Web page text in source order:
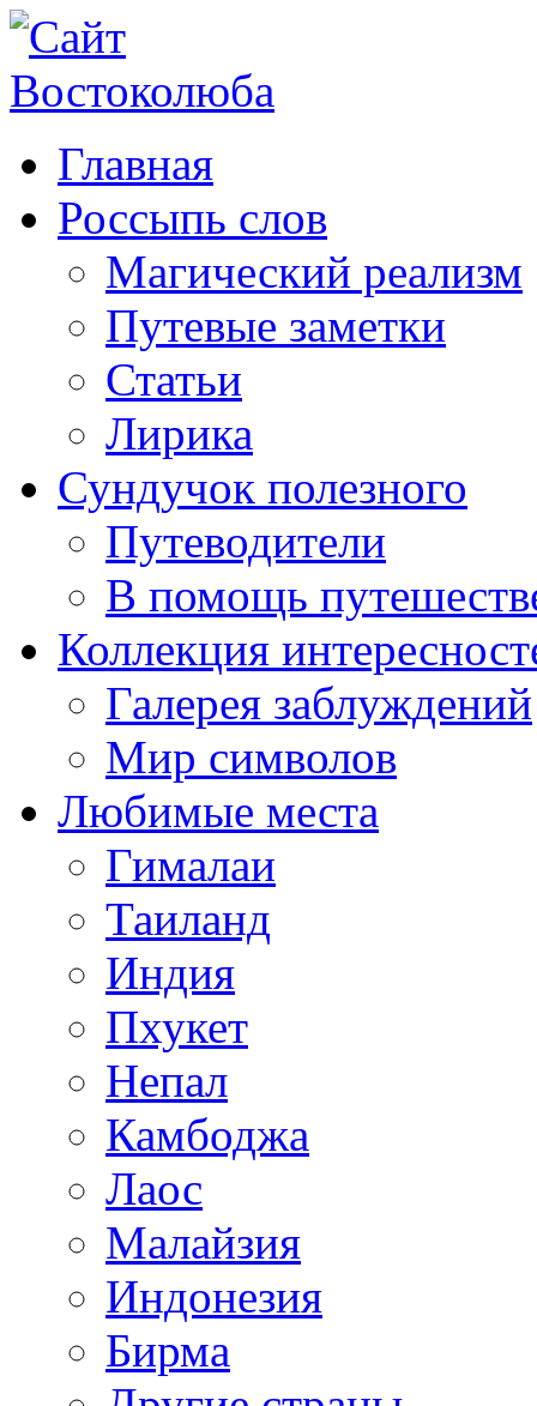
Главная
Россыпь слов
Магический реализм
Путевые заметки
Статьи
Лирика
Сундучок полезного
Путеводители
В помощь
Коллекция
Галерея заблуждений
Мир символов
Любимые места
Гималаи
Таиланд
Индия
Пхукет
Непал
Камбоджа
Лаос
Малайзия
Индонезия
Бирма